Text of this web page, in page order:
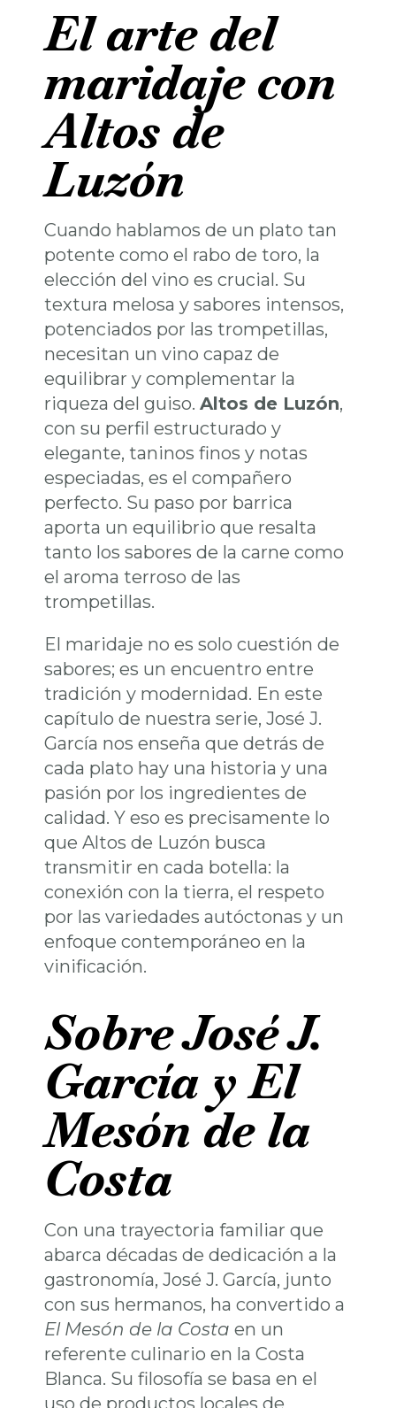
El arte del
maridaje con
Altos de
Luzón
Cuando hablamos de un plato tan
potente como el rabo de toro, la
elección del vino es crucial. Su
textura melosa y sabores intensos,
potenciados por las trompetillas,
necesitan un vino capaz de
equilibrar y complementar la
riqueza del guiso. Altos de Luzón,
con su perfil estructurado y
elegante, taninos finos y notas
especiadas, es el compañero
perfecto. Su paso por barrica
aporta un equilibrio que resalta
tanto los sabores de la carne como
el aroma terroso de las
trompetillas.
El maridaje no es solo cuestión de
sabores; es un encuentro entre
tradición y modernidad. En este
capítulo de nuestra serie, José J.
García nos enseña que detrás de
cada plato hay una historia y una
pasión por los ingredientes de
calidad. Y eso es precisamente lo
que Altos de Luzón busca
transmitir en cada botella: la
conexión con la tierra, el respeto
por las variedades autóctonas y un
enfoque contemporáneo en la
vinificación.
Sobre José J.
García y El
Mesón de la
Costa
Con una trayectoria familiar que
abarca décadas de dedicación a la
gastronomía, José J. García, junto
con sus hermanos, ha convertido a
El Mesón de la Costa en un
referente culinario en la Costa
Blanca. Su filosofía se basa en el
uso de productos locales de